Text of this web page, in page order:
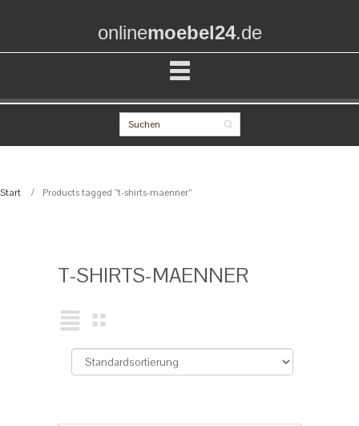
onlinemoebel24.de
Start Products tagged “t-shirts-maenner”
T-SHIRTS-MAENNER